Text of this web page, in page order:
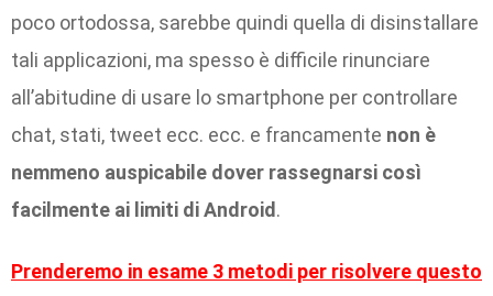
poco ortodossa, sarebbe quindi quella di disinstallare
tali applicazioni, ma spesso è difficile rinunciare
all’abitudine di usare lo smartphone per controllare
chat, stati, tweet ecc. ecc. e francamente non è
nemmeno auspicabile dover rassegnarsi così
facilmente ai limiti di Android .
Prenderemo in esame 3 metodi per risolvere questo